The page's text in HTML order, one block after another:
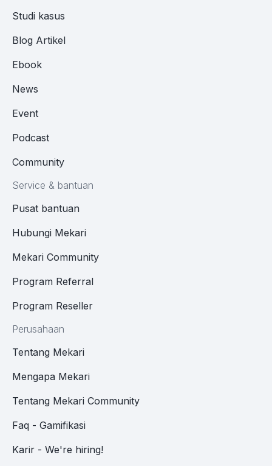
Studi kasus
Blog Artikel
Ebook
News
Event
Podcast
Community
Service & bantuan
Pusat bantuan
Hubungi Mekari
Mekari Community
Program Referral
Program Reseller
Perusahaan
Tentang Mekari
Mengapa Mekari
Tentang Mekari Community
Faq - Gamifikasi
Karir - We're hiring!